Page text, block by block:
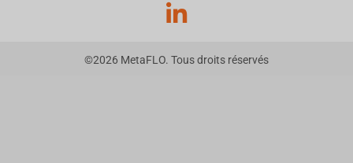
©2026 MetaFLO. Tous droits réservés